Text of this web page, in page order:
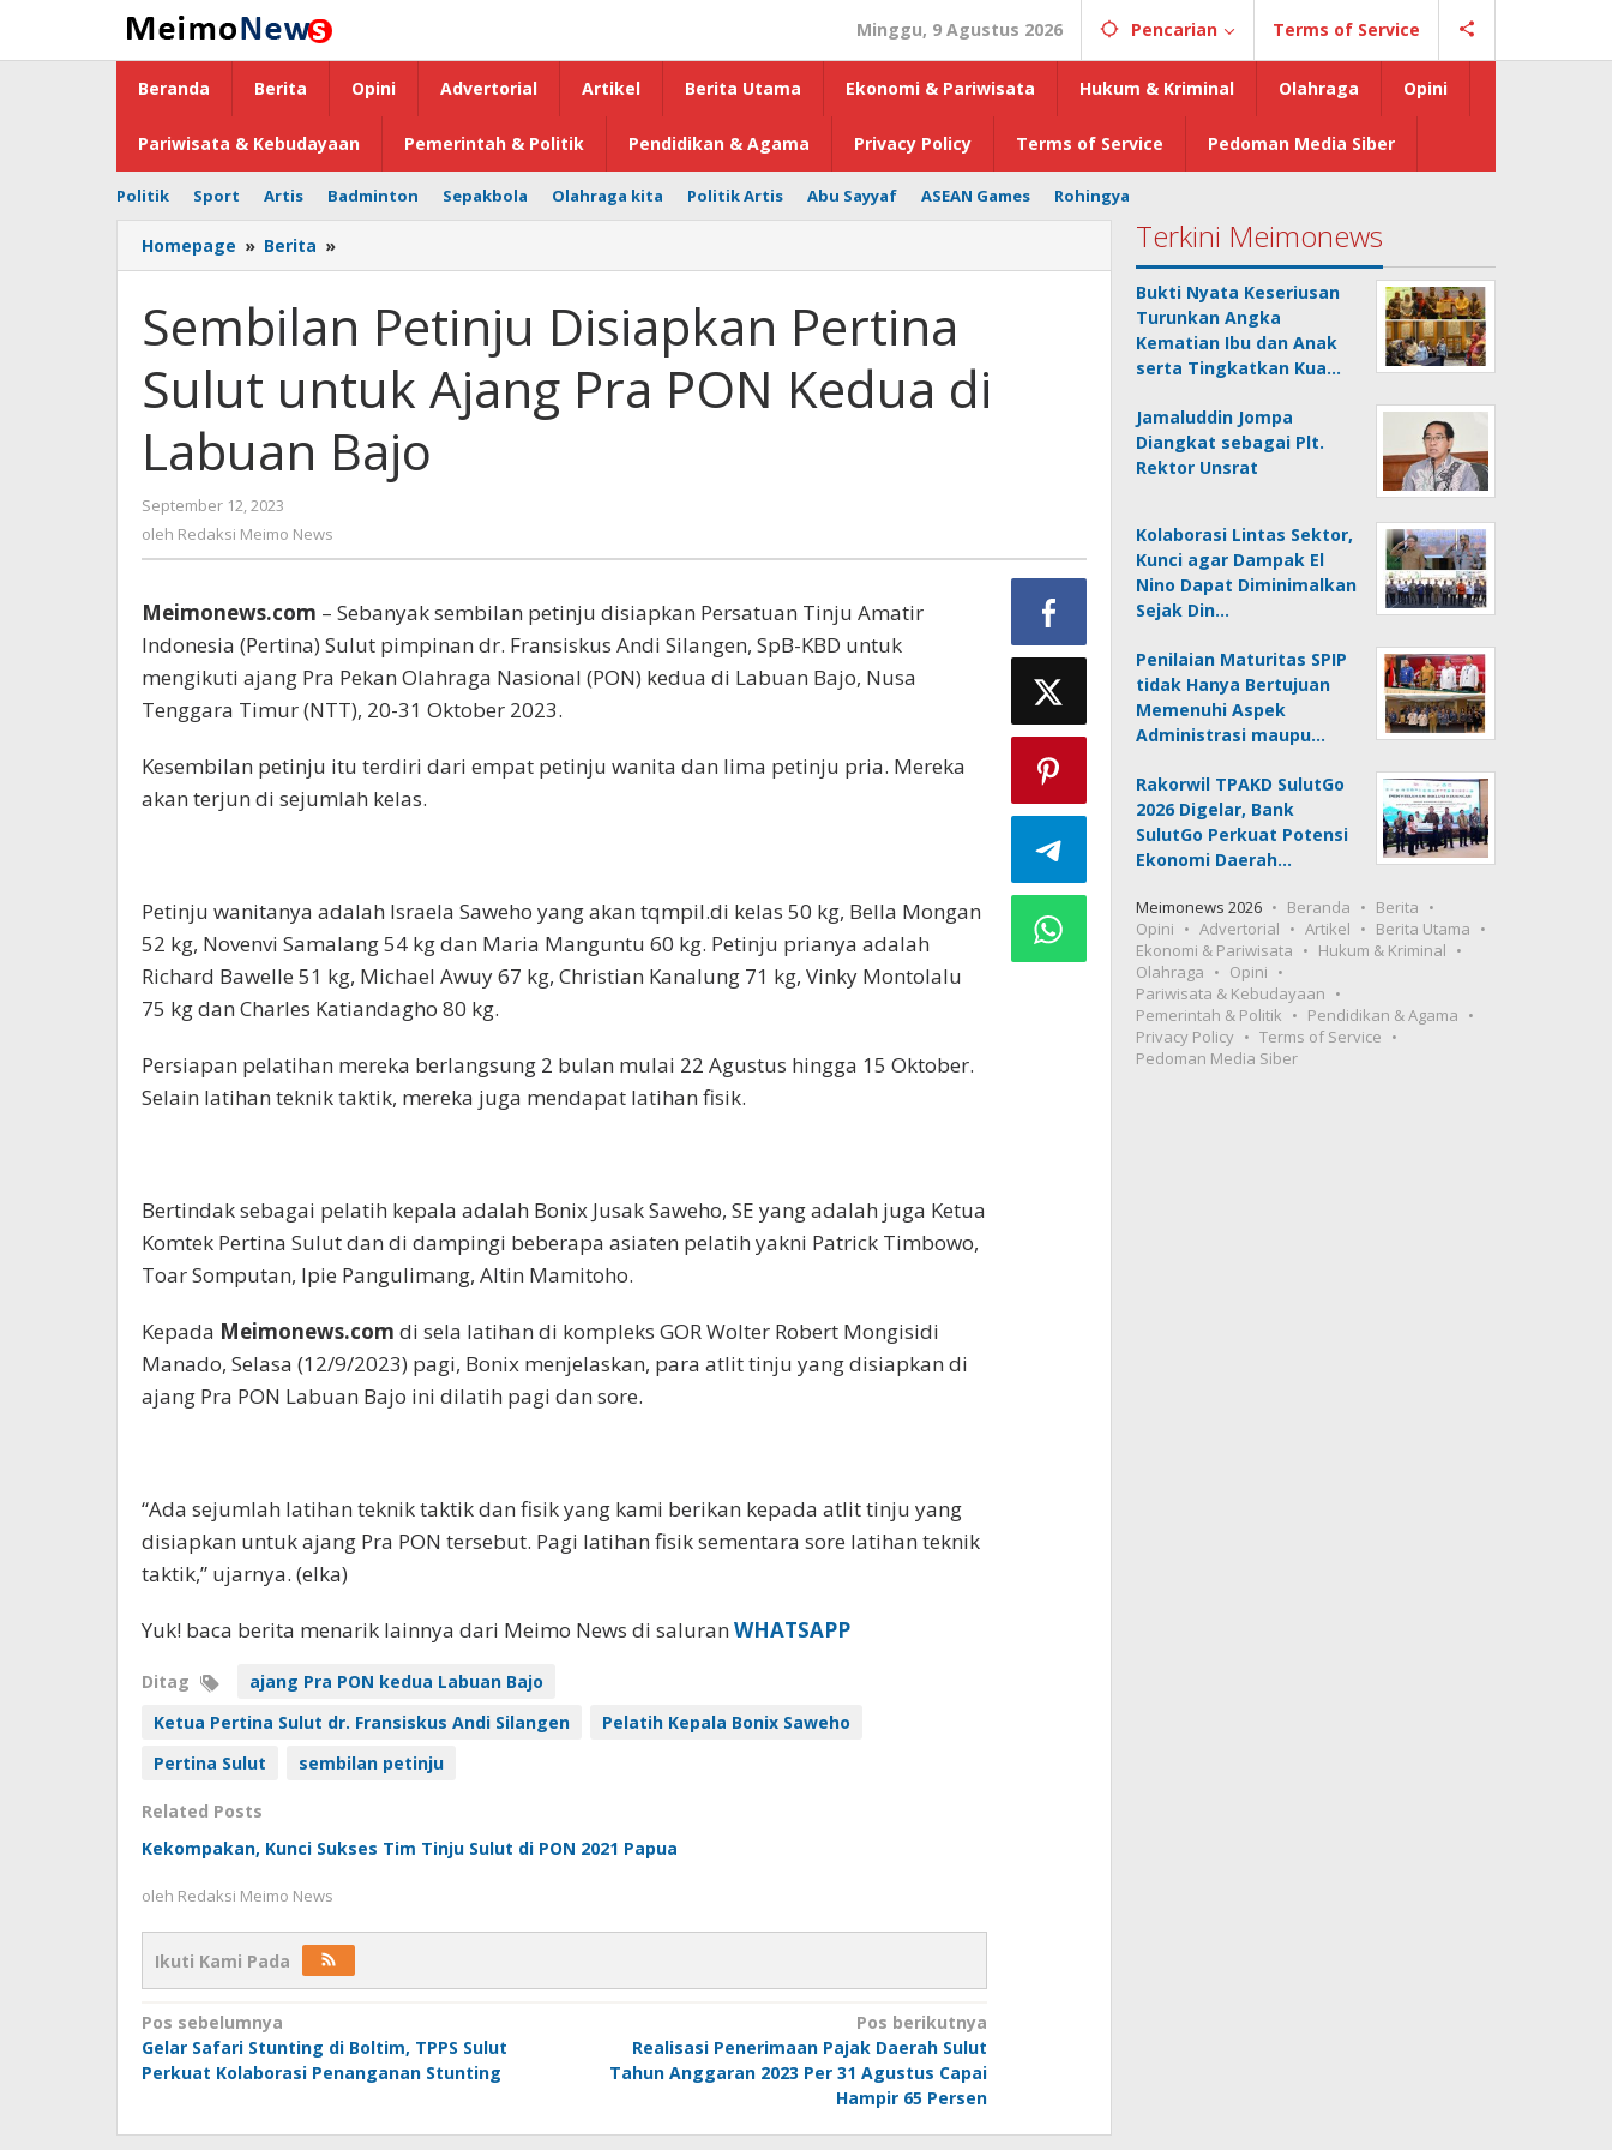
konten
Minggu, 9 Agustus 2026 Pencarian Terms of Service
Beranda Berita Opini Advertorial Artikel Berita Utama Ekonomi & Pariwisata Hukum & Kriminal Olahraga Opini
Pariwisata & Kebudayaan Pemerintah & Politik Pendidikan & Agama Privacy Policy Terms of Service Pedoman Media Siber
Politik Sport Artis Badminton Sepakbola Olahraga kita Politik Artis Abu Sayyaf ASEAN Games Rohingya
Homepage » Berita »
Petinju
Pertina
Sulut
untuk
Ajang
PON
Kedua
Sembilan Petinju Disiapkan Pertina
Sulut untuk Ajang Pra PON Kedua di
Labuan Bajo
September 12, 2023
Redaksi
oleh Redaksi Meimo News
Meimonews.com – Sebanyak sembilan petinju disiapkan Persatuan Tinju Amatir
Indonesia (Pertina) Sulut pimpinan dr. Fransiskus Andi Silangen, SpB-KBD untuk
mengikuti ajang Pra Pekan Olahraga Nasional (PON) kedua di Labuan Bajo, Nusa
Tenggara Timur (NTT), 20-31 Oktober 2023.
Kesembilan petinju itu terdiri dari empat petinju wanita dan lima petinju pria. Mereka
akan terjun di sejumlah kelas.
Petinju wanitanya adalah Israela Saweho yang akan tqmpil.di kelas 50 kg, Bella Mongan
52 kg, Novenvi Samalang 54 kg dan Maria Manguntu 60 kg. Petinju prianya adalah
Richard Bawelle 51 kg, Michael Awuy 67 kg, Christian Kanalung 71 kg, Vinky Montolalu
75 kg dan Charles Katiandagho 80 kg.
Persiapan pelatihan mereka berlangsung 2 bulan mulai 22 Agustus hingga 15 Oktober.
Selain latihan teknik taktik, mereka juga mendapat latihan fisik.
Bertindak sebagai pelatih kepala adalah Bonix Jusak Saweho, SE yang adalah juga Ketua
Komtek Pertina Sulut dan di dampingi beberapa asiaten pelatih yakni Patrick Timbowo,
Toar Somputan, Ipie Pangulimang, Altin Mamitoho.
Kepada Meimonews.com di sela latihan di kompleks GOR Wolter Robert Mongisidi
Manado, Selasa (12/9/2023) pagi, Bonix menjelaskan, para atlit tinju yang disiapkan di
ajang Pra PON Labuan Bajo ini dilatih pagi dan sore.
“Ada sejumlah latihan teknik taktik dan fisik yang kami berikan kepada atlit tinju yang
disiapkan untuk ajang Pra PON tersebut. Pagi latihan fisik sementara sore latihan teknik
taktik,” ujarnya. (elka)
Yuk! baca berita menarik lainnya dari Meimo News di saluran WHATSAPP
Ditag
ajang Pra PON kedua Labuan Bajo
Ketua Pertina Sulut dr. Fransiskus Andi Silangen
Pelatih Kepala Bonix Saweho
Pertina Sulut
sembilan petinju
Related Posts
Kekompakan, Kunci Sukses Tim Tinju Sulut di PON 2021 Papua
oleh Redaksi Meimo News
Ikuti Kami Pada
Navigasi
pos
Pos sebelumnya
Gelar Safari Stunting di Boltim, TPPS Sulut
Perkuat Kolaborasi Penanganan Stunting
Pos berikutnya
Realisasi Penerimaan Pajak Daerah Sulut
Tahun Anggaran 2023 Per 31 Agustus Capai
Hampir 65 Persen
Terkini Meimonews
Bukti Nyata Keseriusan
Turunkan Angka
Kematian Ibu dan Anak
serta Tingkatkan Kua…
Jamaluddin Jompa
Diangkat sebagai Plt.
Rektor Unsrat
Kolaborasi Lintas Sektor,
Kunci agar Dampak El
Nino Dapat Diminimalkan
Sejak Din…
Penilaian Maturitas SPIP
tidak Hanya Bertujuan
Memenuhi Aspek
Administrasi maupu…
Rakorwil TPAKD SulutGo
2026 Digelar, Bank
SulutGo Perkuat Potensi
Ekonomi Daerah…
Meimonews 2026 Beranda
Berita
Opini
Advertorial Artikel
Berita Utama
Ekonomi & Pariwisata
Hukum & Kriminal
Olahraga
Opini
Pariwisata & Kebudayaan
Pemerintah & Politik
Pendidikan & Agama
Privacy Policy
Terms of Service
Pedoman Media Siber